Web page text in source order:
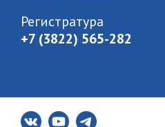
Регистратура
+7 (3822) 565-282